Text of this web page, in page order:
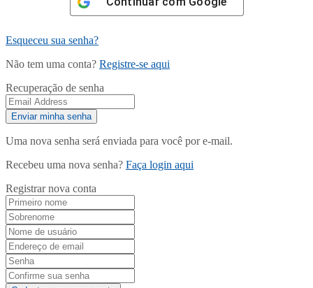
Esqueceu sua senha?
Não tem uma conta? Registre-se aqui
Recuperação de senha
Uma nova senha será enviada para você por e-mail.
Recebeu uma nova senha? Faça login aqui
Registrar nova conta